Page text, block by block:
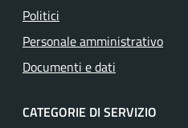
Politici
Personale amministrativo
Documenti e dati
CATEGORIE DI SERVIZIO